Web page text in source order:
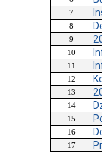
7
8
9
10
11
12
13
14
15
16
17